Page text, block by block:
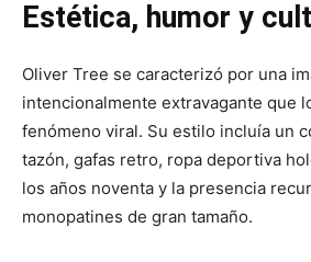
Estética, humor y
Oliver Tree se caracterizó por una
intencionalmente extravagante que
fenómeno viral. Su estilo incluía un
tazón, gafas retro, ropa deportiva
los años noventa y la presencia
monopatines de gran tamaño.